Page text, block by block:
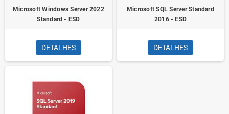
Microsoft Windows Server 2022
Standard - ESD
DETALHES
Microsoft SQL Server Standard
2016 - ESD
DETALHES